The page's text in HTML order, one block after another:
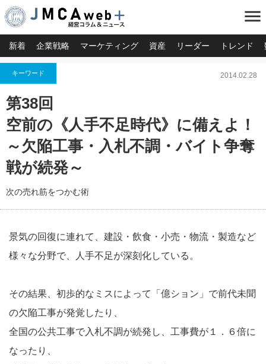
menu
新着 企業戦略 マーケティング 資産 リーダー トレンド
キーワード 2014.02.28
第38回
空前の《人手不足時代》に備えよ！
～欠陥工事・入札不調・バイト争奪
戦が続発～
次の売れ筋をつかむ術
景気の回復に連れて、建設・飲食・小売・物流・製造など
様々な分野で、人手不足が深刻化している。
その結果、初歩的なミスによって「億ション」で前代未聞
の欠陥工事が発覚したり、
全国の公共工事で入札不調が続発し、工事費が１．６倍に
なったり、